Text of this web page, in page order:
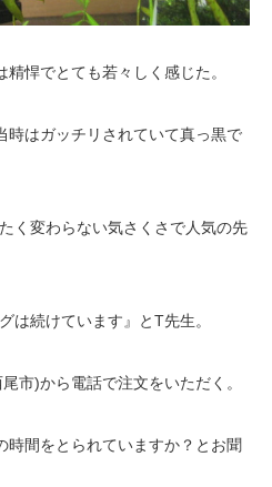
悍でとても若々しく感じた。
時はガッチリされていて真っ黒で
く変わらない気さくさで人気の先
は続けています』とT先生。
市)から電話で注文をいただく。
時間をとられていますか？とお聞